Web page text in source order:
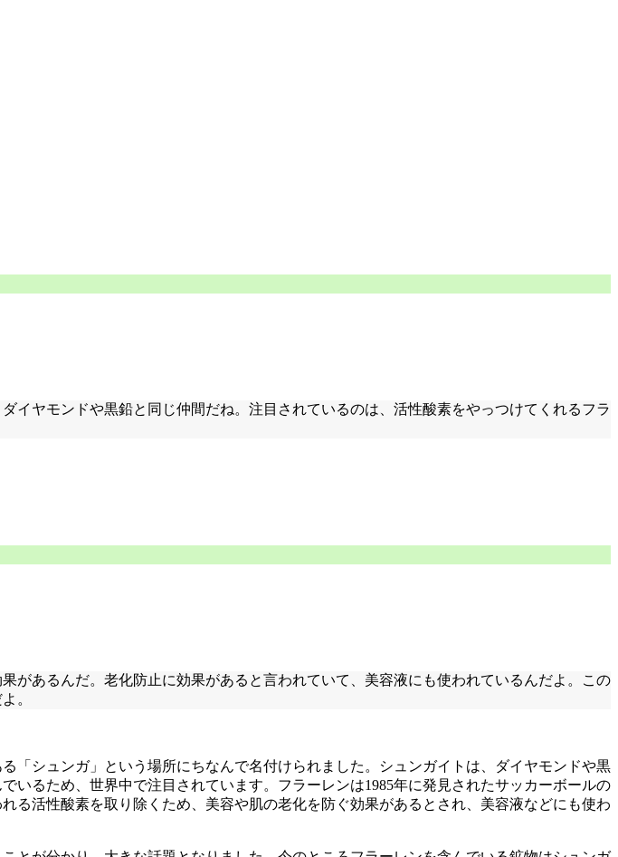
イヤモンドや黒鉛と同じ仲間だね。注目されているのは、活性酸素をやっつけてくれるフラ
があるんだ。老化防止に効果があると言われていて、美容液にも使われているんだよ。この
。
「シュンガ」という場所にちなんで名付けられました。シュンガイトは、ダイヤモンドや黒
るため、世界中で注目されています。フラーレンは1985年に発見されたサッカーボールの
る活性酸素を取り除くため、美容や肌の老化を防ぐ効果があるとされ、美容液などにも使わ